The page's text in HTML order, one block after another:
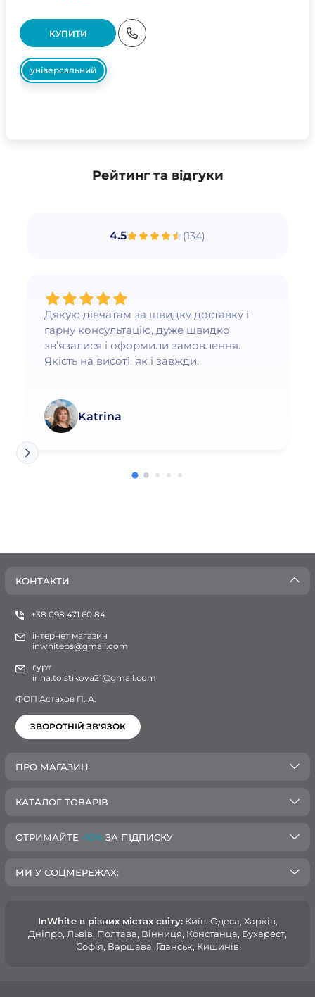
КУПИТИ
універсальний
Рейтинг та відгуки
4.5 (134)
Дякую дівчатам за швидку доставку і
гарну консультацію, дуже швидко
зв’язалися і оформили замовлення.
Якість на висоті, як і завжди.
Katrina
КОНТАКТИ
+38 098 471 60 84
інтернет магазин
inwhitebs@gmail.com
гурт
irina.tolstikova21@gmail.com
ФОП Астахов П. А.
ЗВОРОТНІЙ ЗВ'ЯЗОК
ПРО МАГАЗИН
КАТАЛОГ ТОВАРІВ
ОТРИМАЙТЕ -10% ЗА ПІДПИСКУ
МИ У СОЦМЕРЕЖАХ:
InWhite в різних містах світу:Київ, Одеса, Харків,
Дніпро, Львів, Полтава, Вінниця, Констанца, Бухарест,
Софія, Варшава, Гданськ, Кишинів